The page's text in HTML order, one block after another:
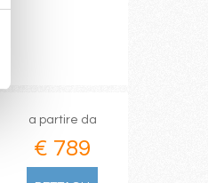
a partire da
€ 789